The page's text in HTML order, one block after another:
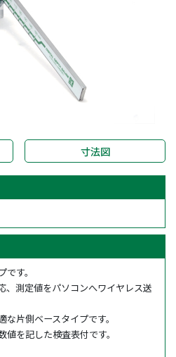
寸法図
す。
測定値をパソコンへワイヤレス送
片側ベースタイプです。
を記した検査表付です。